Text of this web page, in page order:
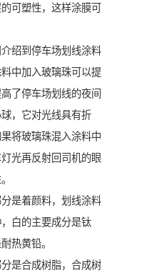
可塑性，这样涂膜可
绍到停车场划线涂料
中加入玻璃珠可以提
了停车场划线的夜间
，它对光线具有折
将玻璃珠混入涂料中
光再反射回司机的眼
是着颜料，划线涂料
白的主要成分是钛
热黄铅。
是合成树脂，合成树